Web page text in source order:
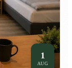
1
AUG